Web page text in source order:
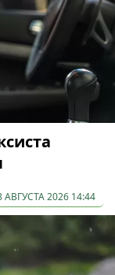
АВГУСТА 2026 14:44